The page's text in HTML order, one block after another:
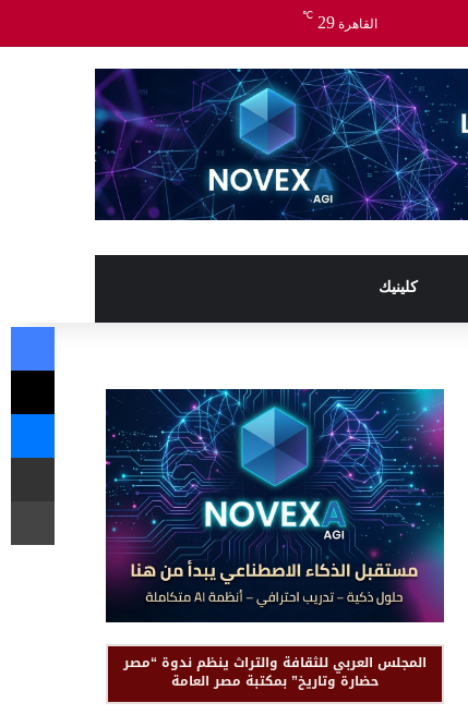
القاهرة 29
℃
كلينيك
المجلس العربي للثقافة والتراث ينظم ندوة “مصر
حضارة وتاريخ” بمكتبة مصر العامة